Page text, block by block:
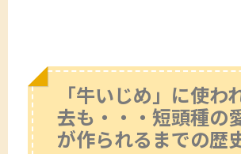
「牛いじめ」に使わ
去も・・・短頭種の
が作られるまでの歴